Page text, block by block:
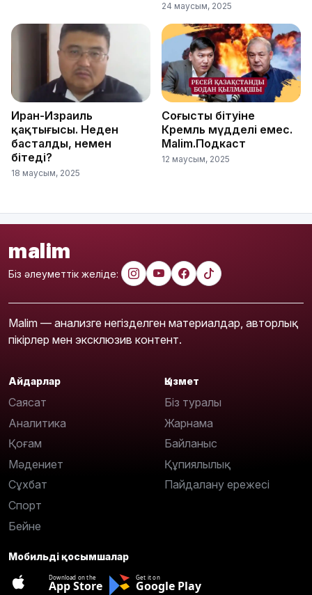
24 маусым, 2025
Иран-Израиль
қақтығысы. Неден
басталды, немен
бітеді?
18 маусым, 2025
Соғыстың бітуіне
Кремль мүдделі емес.
Malim.Подкаст
12 маусым, 2025
malim
Біз әлеуметтік желіде:
Malim — анализге негізделген материалдар, авторлық
пікірлер мен эксклюзив контент.
Айдарлар
Саясат
Аналитика
Қоғам
Мәдениет
Сұхбат
Спорт
Бейне
Қызмет
Біз туралы
Жарнама
Байланыс
Құпиялылық
Пайдалану ережесі
Мобильді қосымшалар
Download on the
App Store
Get it on
Google Play